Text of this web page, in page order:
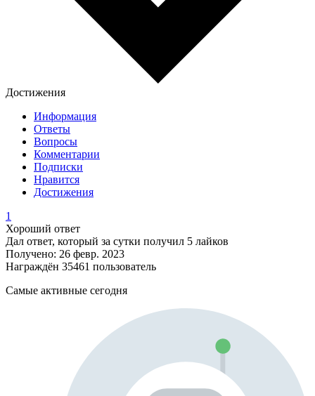
Достижения
Информация
Ответы
Вопросы
Комментарии
Подписки
Нравится
Достижения
1
Хороший ответ
Дал ответ, который за сутки получил 5 лайков
Получено: 26 февр. 2023
Награждён 35461 пользователь
Самые активные сегодня